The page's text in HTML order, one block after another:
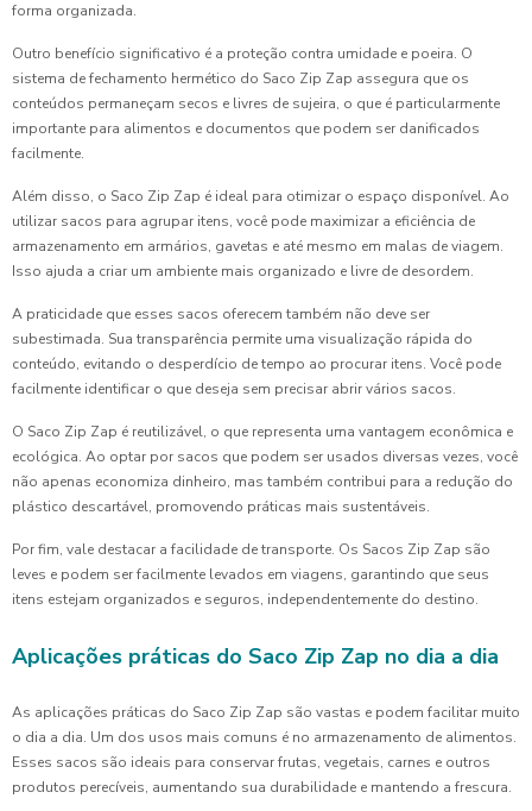
forma organizada.
Outro benefício significativo é a proteção contra umidade e poeira. O
sistema de fechamento hermético do Saco Zip Zap assegura que os
conteúdos permaneçam secos e livres de sujeira, o que é particularmente
importante para alimentos e documentos que podem ser danificados
facilmente.
Além disso, o Saco Zip Zap é ideal para otimizar o espaço disponível. Ao
utilizar sacos para agrupar itens, você pode maximizar a eficiência de
armazenamento em armários, gavetas e até mesmo em malas de viagem.
Isso ajuda a criar um ambiente mais organizado e livre de desordem.
A praticidade que esses sacos oferecem também não deve ser
subestimada. Sua transparência permite uma visualização rápida do
conteúdo, evitando o desperdício de tempo ao procurar itens. Você pode
facilmente identificar o que deseja sem precisar abrir vários sacos.
O Saco Zip Zap é reutilizável, o que representa uma vantagem econômica e
ecológica. Ao optar por sacos que podem ser usados diversas vezes, você
não apenas economiza dinheiro, mas também contribui para a redução do
plástico descartável, promovendo práticas mais sustentáveis.
Por fim, vale destacar a facilidade de transporte. Os Sacos Zip Zap são
leves e podem ser facilmente levados em viagens, garantindo que seus
itens estejam organizados e seguros, independentemente do destino.
Aplicações práticas do Saco Zip Zap no dia a dia
As aplicações práticas do Saco Zip Zap são vastas e podem facilitar muito
o dia a dia. Um dos usos mais comuns é no armazenamento de alimentos.
Esses sacos são ideais para conservar frutas, vegetais, carnes e outros
produtos perecíveis, aumentando sua durabilidade e mantendo a frescura.